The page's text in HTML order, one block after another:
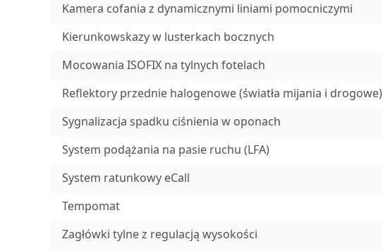
Kamera cofania z dynamicznymi liniami pomocniczymi
Kierunkowskazy w lusterkach bocznych
Mocowania ISOFIX na tylnych fotelach
Reflektory przednie halogenowe (światła mijania i drogowe)
Sygnalizacja spadku ciśnienia w oponach
System podążania na pasie ruchu (LFA)
System ratunkowy eCall
Tempomat
Zagłówki tylne z regulacją wysokości